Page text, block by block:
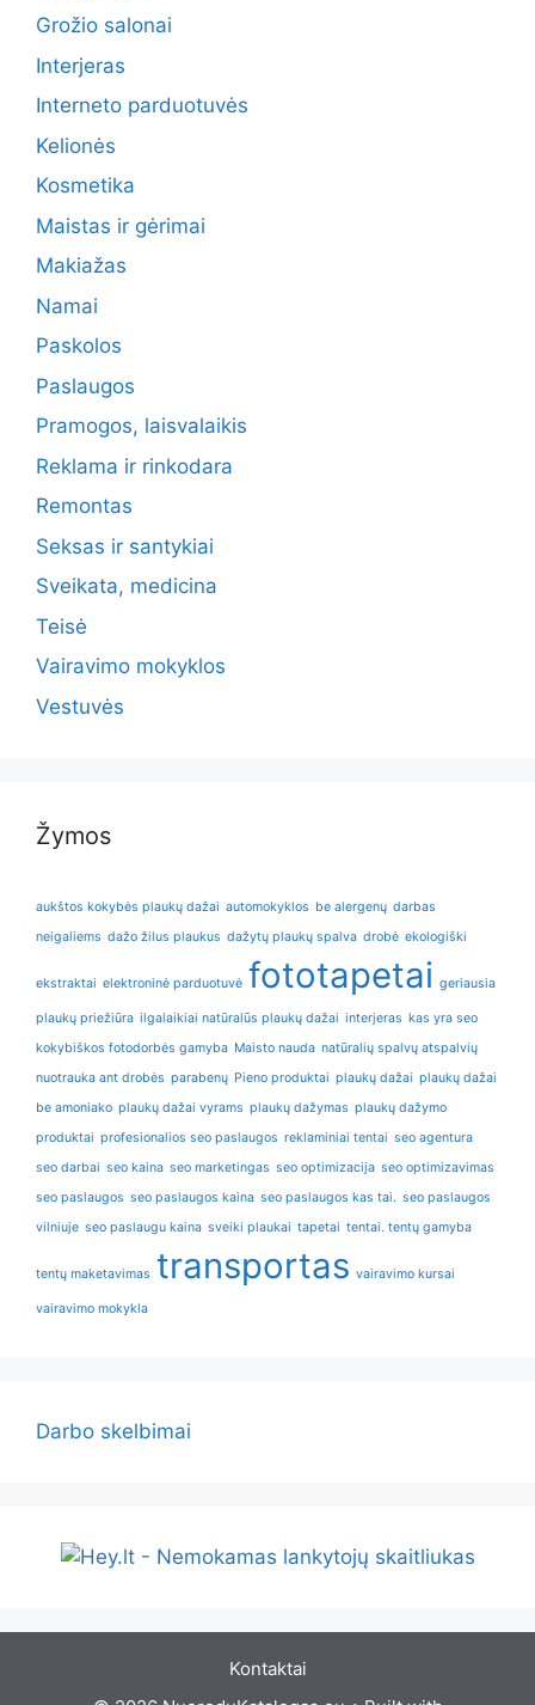
Grožio salonai
Interjeras
Interneto parduotuvės
Kelionės
Kosmetika
Maistas ir gėrimai
Makiažas
Namai
Paskolos
Paslaugos
Pramogos, laisvalaikis
Reklama ir rinkodara
Remontas
Seksas ir santykiai
Sveikata, medicina
Teisė
Vairavimo mokyklos
Vestuvės
Žymos
aukštos kokybės plaukų dažai automokyklos be alergenų darbas
neigaliems dažo žilus plaukus dažytų plaukų spalva drobė ekologiški
ekstraktai elektroninė parduotuvė fototapetai geriausia
plaukų priežiūra ilgalaikiai natūralūs plaukų dažai interjeras kas yra seo
kokybiškos fotodorbės gamyba Maisto nauda natūralių spalvų atspalvių
nuotrauka ant drobės parabenų Pieno produktai plaukų dažai plaukų dažai
be amoniako plaukų dažai vyrams plaukų dažymas plaukų dažymo
produktai profesionalios seo paslaugos reklaminiai tentai seo agentura
seo darbai seo kaina seo marketingas seo optimizacija seo optimizavimas
seo paslaugos seo paslaugos kaina seo paslaugos kas tai. seo paslaugos
vilniuje seo paslaugu kaina sveiki plaukai tapetai tentai. tentų gamyba
tentų maketavimas transportas vairavimo kursai
vairavimo mokykla
Darbo skelbimai
Kontaktai